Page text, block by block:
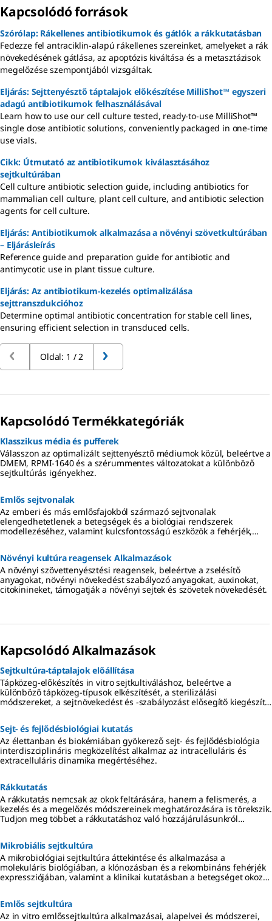
Kapcsolódó források
Szórólap: Rákellenes antibiotikumok és gátlók a rákkutatásban
Fedezze fel antraciklin-alapú rákellenes szereinket, amelyeket a rák
növekedésének gátlása, az apoptózis kiváltása és a metasztázisok
megelőzése szempontjából vizsgáltak.
Eljárás: Sejttenyésztő táptalajok előkészítése MilliShot™ egyszeri
adagú antibiotikumok felhasználásával
Learn how to use our cell culture tested, ready-to-use MilliShot™
single dose antibiotic solutions, conveniently packaged in one-time
use vials.
Cikk: Útmutató az antibiotikumok kiválasztásához
sejtkultúrában
Cell culture antibiotic selection guide, including antibiotics for
mammalian cell culture, plant cell culture, and antibiotic selection
agents for cell culture.
Eljárás: Antibiotikumok alkalmazása a növényi szövetkultúrában
– Eljárásleírás
Reference guide and preparation guide for antibiotic and
antimycotic use in plant tissue culture.
Eljárás: Az antibiotikum-kezelés optimalizálása
sejttranszdukcióhoz
Determine optimal antibiotic concentration for stable cell lines,
ensuring efficient selection in transduced cells.
Oldal: 1 / 2
Kapcsolódó Termékkategóriák
Klasszikus média és pufferek
Válasszon az optimalizált sejttenyésztő médiumok közül, beleértve a
DMEM, RPMI-1640 és a szérummentes változatokat a különböző
sejtkultúrás igényekhez.
Emlős sejtvonalak
Az emberi és más emlősfajokból származó sejtvonalak
elengedhetetlenek a betegségek és a biológiai rendszerek
modellezéséhez, valamint kulcsfontosságú eszközök a fehérjék,
ECACC-vel együttműködésben készül.
Növényi kultúra reagensek Alkalmazások
A növényi szövettenyésztési reagensek, beleértve a zselésítő
anyagokat, növényi növekedést szabályozó anyagokat, auxinokat,
citokinineket, támogatják a növényi sejtek és szövetek növekedését.
Kapcsolódó Alkalmazások
Sejtkultúra-táptalajok előállítása
Tápközeg-előkészítés in vitro sejtkultiváláshoz, beleértve a
különböző tápközeg-típusok elkészítését, a sterilizálási
módszereket, a sejtnövekedést és -szabályozást elősegítő kiegészítő
Sejt- és fejlődésbiológiai kutatás
Az élettanban és biokémiában gyökerező sejt- és fejlődésbiológia
interdiszciplináris megközelítést alkalmaz az intracelluláris és
extracelluláris dinamika megértéséhez.
Rákkutatás
A rákkutatás nemcsak az okok feltárására, hanem a felismerés, a
kezelés és a megelőzés módszereinek meghatározására is törekszik.
Tudjon meg többet a rákkutatáshoz való hozzájárulásunkról
Mikrobiális sejtkultúra
A mikrobiológiai sejtkultúra áttekintése és alkalmazása a
molekuláris biológiában, a klónozásban és a rekombináns fehérjék
expressziójában, valamint a klinikai kutatásban a betegséget okozó
Emlős sejtkultúra
Az in vitro emlőssejtkultúra alkalmazásai, alapelvei és módszerei,